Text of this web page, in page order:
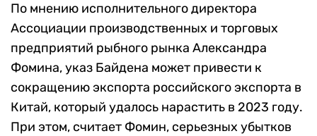
По мнению исполнительного директора
Ассоциации производственных и торговых
предприятий рыбного рынка Александра
Фомина, указ Байдена может привести к
сокращению экспорта российского экспорта в
Китай, который удалось нарастить в 2023 году.
При этом, считает Фомин, серьезных убытков